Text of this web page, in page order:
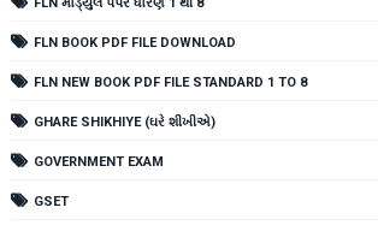
FLN BOOK PDF FILE DOWNLOAD
FLN NEW BOOK PDF FILE STANDARD 1 TO 8
GHARE SHIKHIYE (ઘરે શીખીએ)
GOVERNMENT EXAM
GSET